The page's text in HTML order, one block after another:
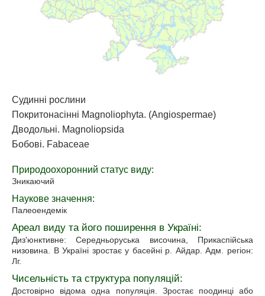
Судинні рослини
Покритонасінні Magnoliophyta. (Angiospermae)
Дводольні. Magnoliopsida
Бобові. Fabaceae
Природоохоронний статус виду:
Зникаючий
Наукове значення:
Палеоендемік
Ареал виду та його поширення в Україні:
Диз'юнктивне: Середньоруська височина, Прикаспійська
низовина. В Україні зростає у басейні р. Айдар. Адм. регіон:
Лг.
Чисельність та структура популяцій:
Достовірно відома одна популяція. Зростає поодинці або